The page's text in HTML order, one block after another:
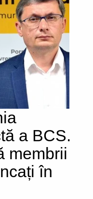
a BCS.
membrii
în